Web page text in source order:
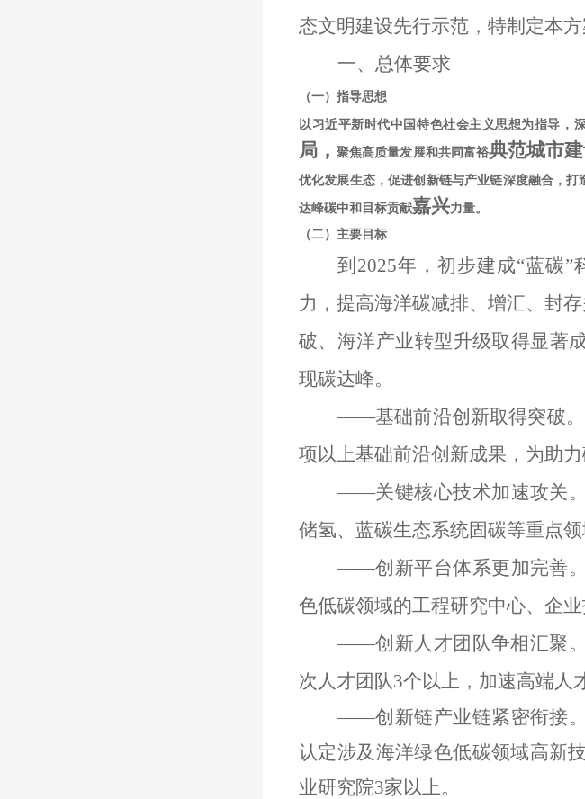
态文明建设先行示范 ， 特制定本方
一、总体要求
（一）指导思想
以习近平新时代中国特色社会主义思想为指导，
局，聚焦高质量发展和共同富裕典范城市
优化发展生态，促进创新链与产业链深度融合，打
达峰碳中和目标贡献嘉兴力量。
（二）主要目标
到2025年，初步建成“蓝碳
力，提高海洋碳减排、增汇、封
破、海洋产业转型升级取得显著
现碳达峰。
——基础前沿创 新取得突破
项以上基础前沿创新成果，为助力
——关键核心技术加速攻关
储氢、蓝碳生态系统固碳等重点领
——创新平台体系更加完善。
色低碳领域的工程研究中心、企
——创新人才团队争相汇聚。
次人才团队3个以上，加速高端人
——创新链产业链紧密衔接。
认定涉及 海洋绿色低碳领域高新
业研究院3家以上。